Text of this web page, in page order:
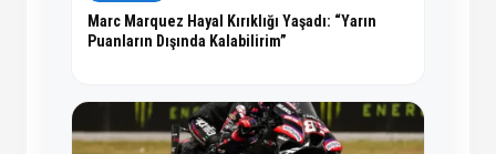
Marc Marquez Hayal Kırıklığı Yaşadı: “Yarın
Puanların Dışında Kalabilirim”